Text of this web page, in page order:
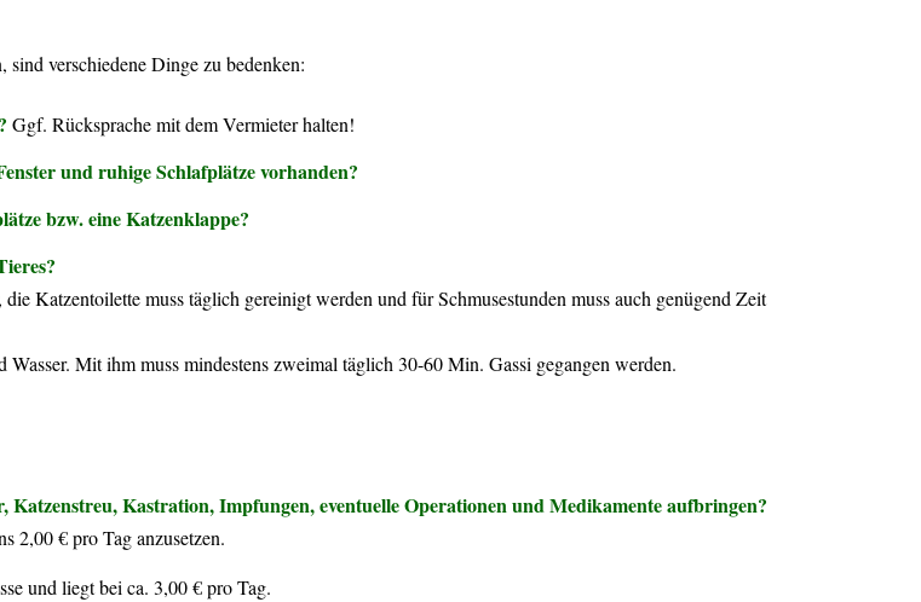
verschiedene Dinge zu bedenken:
Ggf. Rücksprache mit dem Vermieter halten!
und ruhige Schlafplätze vorhanden?
bzw. eine Katzenklappe?
Katzentoilette muss täglich gereinigt werden und für Schmusestunden muss auch genügend Zeit
Mit ihm muss mindestens zweimal täglich 30-60 Min. Gassi gegangen werden.
Kastration, Impfungen, eventuelle Operationen und Medikamente aufbringen?
2,00 € pro Tag anzusetzen.
und liegt bei ca. 3,00 € pro Tag.